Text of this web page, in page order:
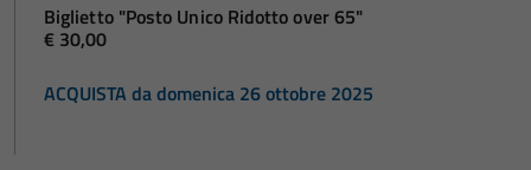
Biglietto "Posto Unico Ridotto over 65"
€ 30,00
ACQUISTA da domenica 26 ottobre 2025